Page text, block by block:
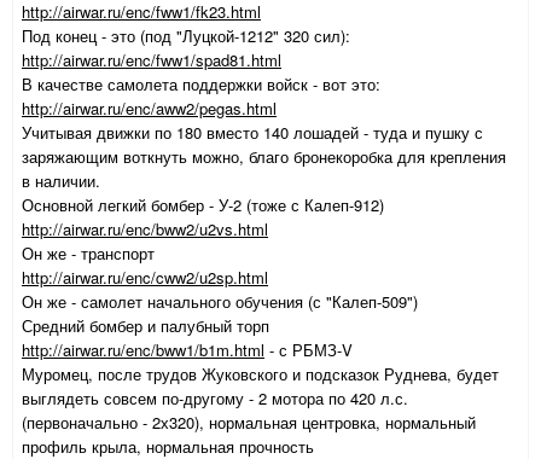
http://airwar.ru/enc/fww1/fk23.html
Под конец - это (под "Луцкой-1212" 320 сил):
http://airwar.ru/enc/fww1/spad81.html
В качестве самолета поддержки войск - вот это:
http://airwar.ru/enc/aww2/pegas.html
Учитывая движки по 180 вместо 140 лошадей - туда и пушку с
заряжающим воткнуть можно, благо бронекоробка для крепления
в наличии.
Основной легкий бомбер - У-2 (тоже с Калеп-912)
http://airwar.ru/enc/bww2/u2vs.html
Он же - транспорт
http://airwar.ru/enc/cww2/u2sp.html
Он же - самолет начального обучения (с "Калеп-509")
Средний бомбер и палубный торп
http://airwar.ru/enc/bww1/b1m.html - с РБМЗ-V
Муромец, после трудов Жуковского и подсказок Руднева, будет
выглядеть совсем по-другому - 2 мотора по 420 л.с.
(первоначально - 2х320), нормальная центровка, нормальный
профиль крыла, нормальная прочность